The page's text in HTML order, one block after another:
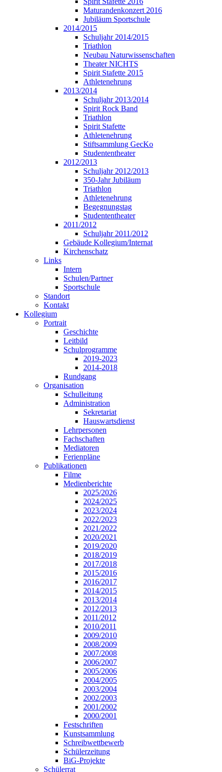
Maturandenkonzert 2016
Jubiläum Sportschule
2014/2015
Schuljahr 2014/2015
Triathlon
Neubau Naturwissenschaften
Theater NICHTS
Spirit Stafette 2015
Athletenehrung
2013/2014
Schuljahr 2013/2014
Spirit Rock Band
Triathlon
Spirit Stafette
Athletenehrung
Stiftsammlung GecKo
Studententheater
2012/2013
Schuljahr 2012/2013
350-Jahr Jubiläum
Triathlon
Athletenehrung
Begegnungstag
Studententheater
2011/2012
Schuljahr 2011/2012
Gebäude Kollegium/Internat
Kirchenschatz
Links
Intern
Schulen/Partner
Sportschule
Standort
Kontakt
Kollegium
Portrait
Geschichte
Leitbild
Schulprogramme
2019-2023
2014-2018
Rundgang
Organisation
Schulleitung
Administration
Sekretariat
Hauswartsdienst
Lehrpersonen
Fachschaften
Mediatoren
Ferienpläne
Publikationen
Filme
Medienberichte
2025/2026
2024/2025
2023/2024
2022/2023
2021/2022
2020/2021
2019/2020
2018/2019
2017/2018
2015/2016
2016/2017
2014/2015
2013/2014
2012/2013
2011/2012
2010/2011
2009/2010
2008/2009
2007/2008
2006/2007
2005/2006
2004/2005
2003/2004
2002/2003
2001/2002
2000/2001
Festschriften
Kunstsammlung
Schreibwettbewerb
Schülerzeitung
BiG-Projekte
Schülerrat